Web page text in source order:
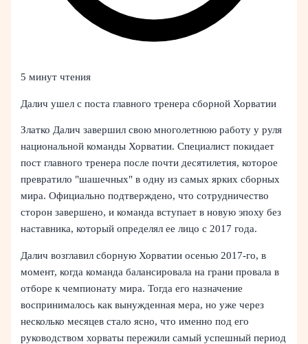
5 минут чтения
Далич ушел с поста главного тренера сборной Хорватии
Златко Далич завершил свою многолетнюю работу у руля
национальной команды Хорватии. Специалист покидает
пост главного тренера после почти десятилетия, которое
превратило "шашечных" в одну из самых ярких сборных
мира. Официально подтверждено, что сотрудничество
сторон завершено, и команда вступает в новую эпоху без
наставника, который определял ее лицо с 2017 года.
Далич возглавил сборную Хорватии осенью 2017-го, в
момент, когда команда балансировала на грани провала в
отборе к чемпионату мира. Тогда его назначение
воспринималось как вынужденная мера, но уже через
несколько месяцев стало ясно, что именно под его
руководством хорваты пережили самый успешный период